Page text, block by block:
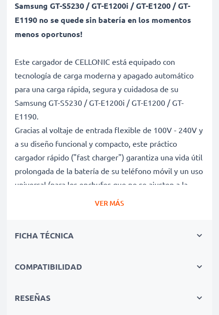
Samsung GT-S5230 / GT-E1200i / GT-E1200 / GT-
E1190 no se quede sin batería en los momentos
menos oportunos!
Este cargador de CELLONIC está equipado con
tecnología de carga moderna y apagado automático
para una carga rápida, segura y cuidadosa de su
Samsung GT-S5230 / GT-E1200i / GT-E1200 / GT-
E1190.
Gracias al voltaje de entrada flexible de 100V - 240V y
a su diseño funcional y compacto, este práctico
cargador rápido ("fast charger") garantiza una vida útil
prolongada de la batería de su teléfono móvil y un uso
universal (para los enchufes que no se ajusten a la
normativa de la Unión Europea se hará necesario el
Carga rápida y cuidadosa de smartphones
E1190 gracias al voltaje de entrada flexible del
✔ Tecnología moderna - Carga rápida (High-Speed
VER MÁS
FICHA TÉCNICA
COMPATIBILIDAD
RESEÑAS